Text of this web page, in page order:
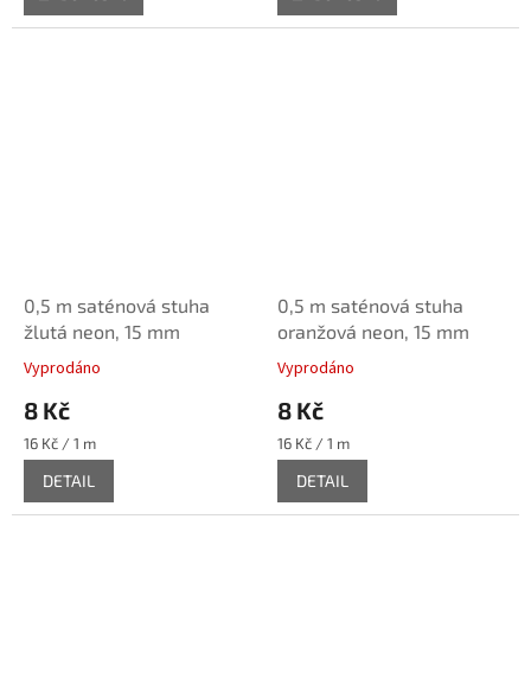
0,5 m saténová stuha
žlutá neon, 15 mm
Vyprodáno
8 Kč
Měrná
cena:
16 Kč / 1 m
DETAIL
0,5 m saténová stuha
oranžová neon, 15 mm
Vyprodáno
8 Kč
Měrná
cena:
16 Kč / 1 m
DETAIL